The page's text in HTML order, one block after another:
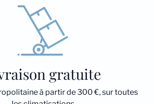
gratuite
à partir de 300 €, sur toutes